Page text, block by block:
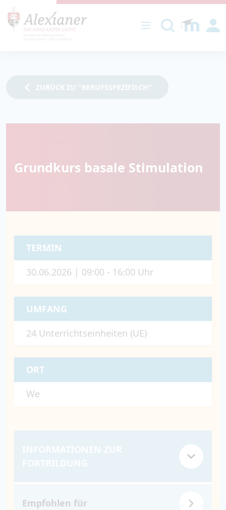
DIREKT ZUM INHALT
ZURÜCK ZU "BERUFSSPEZIFISCH"
Grundkurs basale Stimulation
TERMIN
30.06.2026 | 09:00 - 16:00 Uhr
UMFANG
24 Unterrichtseinheiten (UE)
ORT
We
Empfohlen für